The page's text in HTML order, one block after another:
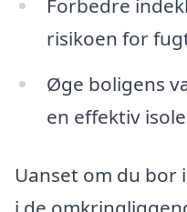
Forbedre
risikoen for
Øge boligens
en effektiv
Uanset om du bor